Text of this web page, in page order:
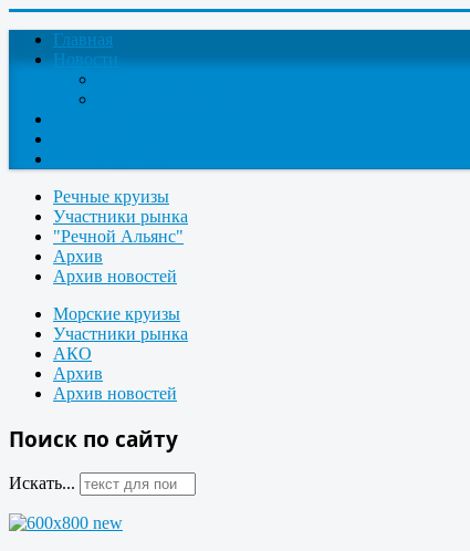
Главная
Новости
Речные круизы
Участники рынка
"Речной Альянс"
Архив
Архив новостей
Морские круизы
Участники рынка
АКО
Архив
Архив новостей
Поиск по сайту
Искать...